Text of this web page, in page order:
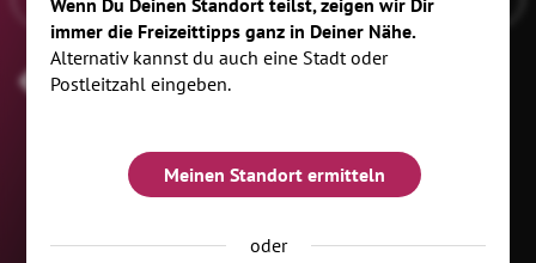
Valentinstag
Wenn Du Deinen Standort teilst, zeigen wir Dir
immer die Freizeittipps ganz in Deiner Nähe.
Alternativ kannst du auch eine Stadt oder
Postleitzahl eingeben.
Meinen Standort ermitteln
oder